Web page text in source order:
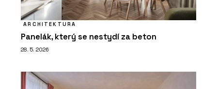
ARCHITEKTURA
Panelák, který se nestydí za beton
28. 5. 2026